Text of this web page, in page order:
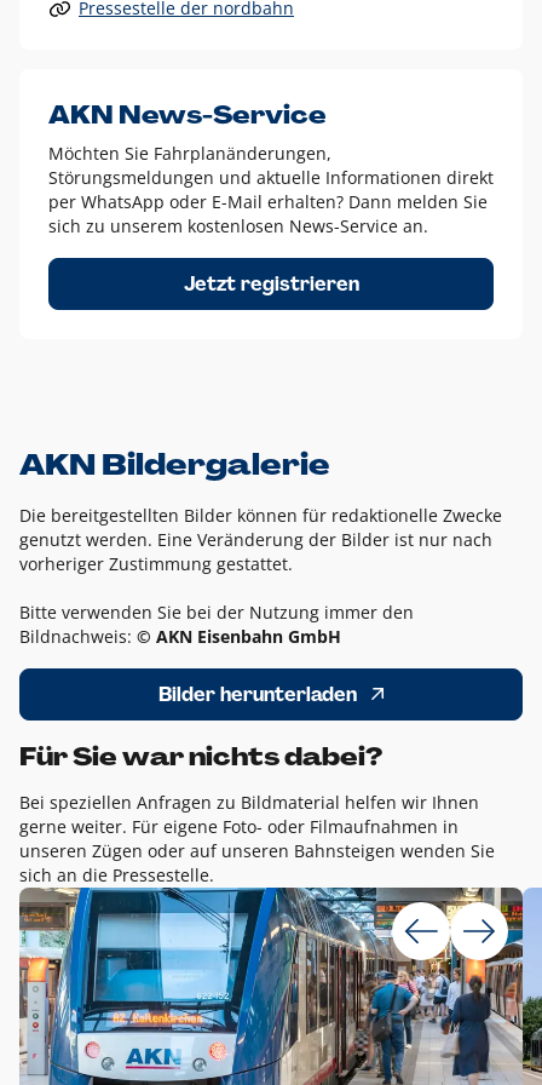
Alle anderen Logo-Varianten dürfen nur in Ausnahmefällen
Diese Ausnahmen sind zum Beispiel:
dem AKN Blau,
weißes Logo auf Fotohintergründen,
schwarzes Logo für reine Schwarz-Weiß-Umsetzungen
Um das Logo herum muss ein Schutzraum von jeweils einer
Höhe bzw. Breite des N aus AKN in alle Richtungen
Pressestelle der nordbahn
AKN News-Service
Möchten Sie Fahrplanänderungen,
Störungsmeldungen und aktuelle Informationen direkt
per WhatsApp oder E-Mail erhalten? Dann melden Sie
sich zu unserem kostenlosen News-Service an.
Jetzt registrieren
AKN Bildergalerie
Die bereitgestellten Bilder können für redaktionelle Zwecke
genutzt werden. Eine Veränderung der Bilder ist nur nach
vorheriger Zustimmung gestattet.
Bitte verwenden Sie bei der Nutzung immer den
Bildnachweis: © AKN Eisenbahn GmbH
Bilder herunterladen
Für Sie war nichts dabei?
Bei speziellen Anfragen zu Bildmaterial helfen wir Ihnen
gerne weiter. Für eigene Foto- oder Filmaufnahmen in
unseren Zügen oder auf unseren Bahnsteigen wenden Sie
sich an die Pressestelle.